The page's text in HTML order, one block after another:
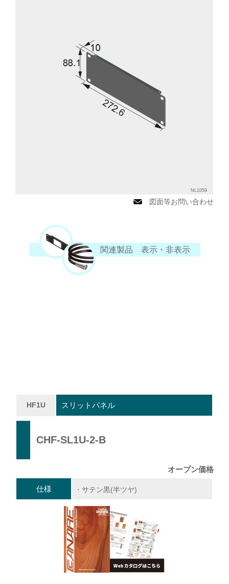
NL1059
図面等お問い合わせ
関連製品 表示・非表示
HF1U スリットパネル
CHF-SL1U-2-B
オープン価格
仕様 ・サテン黒(半ツヤ)